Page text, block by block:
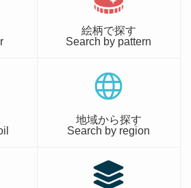
絵柄で探す
Search by pattern
地域から探す
Search by region